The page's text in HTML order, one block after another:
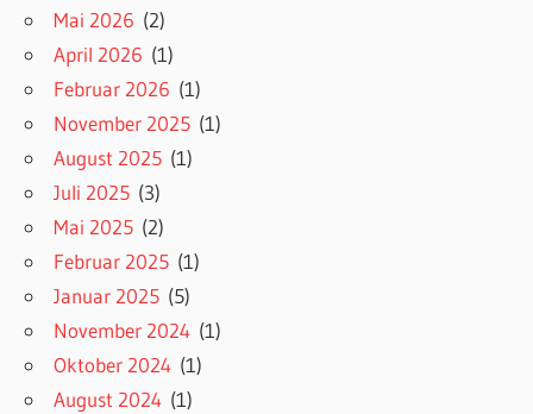
Mai 2026 (2)
April 2026 (1)
Februar 2026 (1)
November 2025 (1)
August 2025 (1)
Juli 2025 (3)
Mai 2025 (2)
Februar 2025 (1)
Januar 2025 (5)
November 2024 (1)
Oktober 2024 (1)
August 2024 (1)